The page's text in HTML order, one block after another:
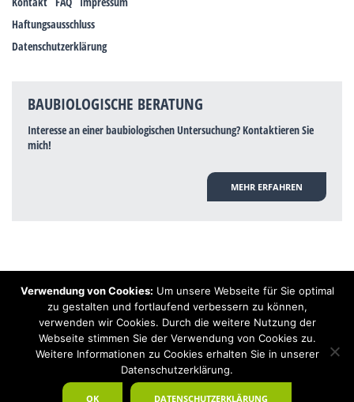
Haftungsausschluss
Datenschutzerklärung
BAUBIOLOGISCHE BERATUNG
Interesse an einer baubiologischen Untersuchung? Kontaktieren Sie
mich!
MEHR ERFAHREN
Hinweis: Trotz zahlreicher Studien, die einen Zusammenhang zwischen
Elektrosmog und gesundheitlichen Problemen aufzeigen, ist es von der
praktischen Schulmedizin bisher wissenschaftlich nicht anerkannt, dass
Elektrosmog und Erdstrahlen gesundheitliche Auswirkungen haben können.
Ähnliches galt auch über Jahrzehnte für die Akkupunktur und die
Homöopathie. Sie suchen einen Baubiologen? Baubiologe Baldermnn - Ihr
Spezialist für gesunden Schlaf!
Verwendung von Cookies: Um unsere Webseite für Sie optimal
zu gestalten und fortlaufend verbessern zu können,
verwenden wir Cookies. Durch die weitere Nutzung der
Webseite stimmen Sie der Verwendung von Cookies zu.
Weitere Informationen zu Cookies erhalten Sie in unserer
Datenschutzerklärung.
OK DATENSCHUTZERKLÄRUNG